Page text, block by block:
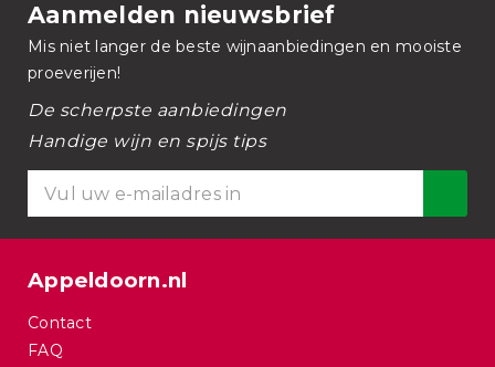
Aanmelden nieuwsbrief
Mis niet langer de beste wijnaanbiedingen en mooiste
proeverijen!
De scherpste aanbiedingen
Handige wijn en spijs tips
Appeldoorn.nl
Contact
FAQ